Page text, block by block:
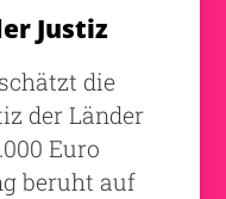
Justiz
die
der Länder
Euro
beruht auf